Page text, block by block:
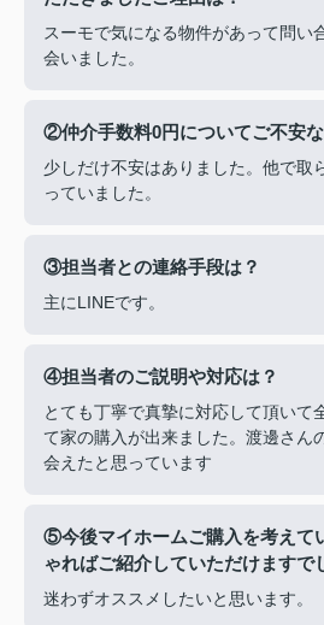
スーモで気になる物件があって問い
会いました。
②仲介手数料0円についてご不安
少しだけ不安はありました。他で取
っていました。
③担当者との連絡手段は？
主にLINEです。
④担当者のご説明や対応は？
とても丁寧で真摯に対応して頂いて
て家の購入が出来ました。渡邊さん
会えたと思っています
⑤今後マイホームご購入を考えて
ゃればご紹介していただけますで
迷わずオススメしたいと思います。